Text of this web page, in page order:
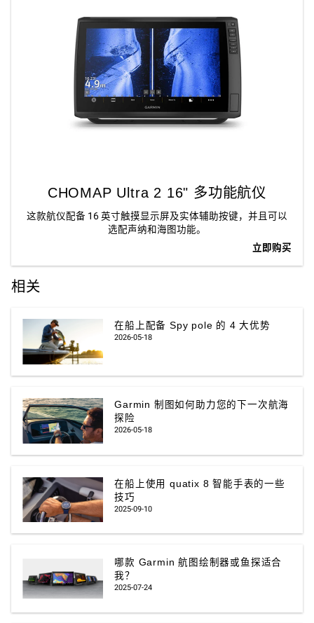
CHOMAP Ultra 2 16" 多功能航仪
这款航仪配备 16 英寸触摸显示屏及实体辅助按键，并且可以
选配声纳和海图功能。
立即购买
相关
在船上配备 Spy pole 的 4 大优势
2026-05-18
Garmin 制图如何助力您的下一次航海
探险
2026-05-18
在船上使用 quatix 8 智能手表的一些
技巧
2025-09-10
哪款 Garmin 航图绘制器或鱼探适合
我？
2025-07-24